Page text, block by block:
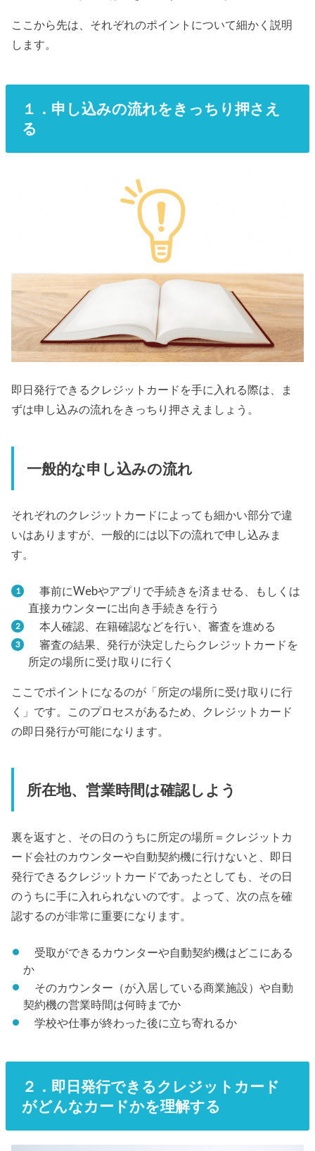
ここから先は、それぞれのポイントについて細かく説明
します。
１．申し込みの流れをきっちり押さえ
る
即日発行できるクレジットカードを手に入れる際は、ま
ずは申し込みの流れをきっちり押さえましょう。
一般的な申し込みの流れ
それぞれのクレジットカードによっても細かい部分で違
いはありますが、一般的には以下の流れで申し込みま
す。
事前にWebやアプリで手続きを済ませる、もしくは
直接カウンターに出向き手続きを行う
本人確認、在籍確認などを行い、審査を進める
審査の結果、発行が決定したらクレジットカードを
所定の場所に受け取りに行く
ここでポイントになるのが「所定の場所に受け取りに行
く」です。このプロセスがあるため、クレジットカード
の即日発行が可能になります。
所在地、営業時間は確認しよう
裏を返すと、その日のうちに所定の場所＝クレジットカ
ード会社のカウンターや自動契約機に行けないと、即日
発行できるクレジットカードであったとしても、その日
のうちに手に入れられないのです。よって、次の点を確
認するのが非常に重要になります。
受取ができるカウンターや自動契約機はどこにある
か
そのカウンター（が入居している商業施設）や自動
契約機の営業時間は何時までか
学校や仕事が終わった後に立ち寄れるか
２．即日発行できるクレジットカード
がどんなカードかを理解する